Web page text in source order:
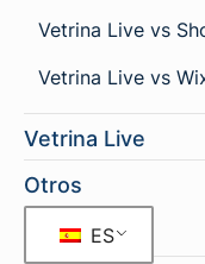
Vetrina Live vs
Vetrina Live vs
Vetrina Live
Otros
ES